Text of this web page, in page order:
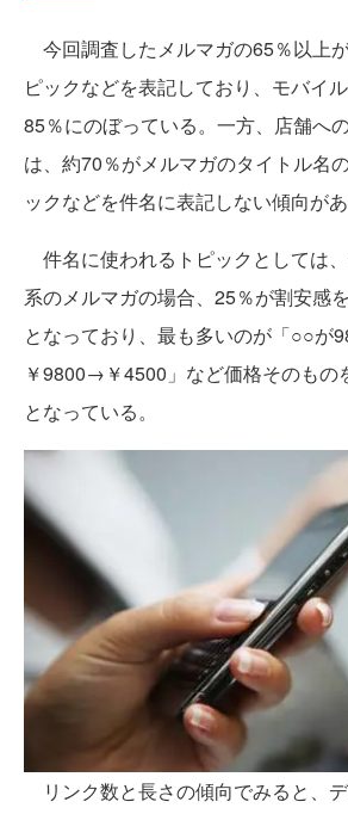
今回調査したメルマガの65％以上
ピックなどを表記しており、モバイ
85％にのぼっている。一方、店舗へ
は、約70％がメルマガのタイトル名
ックなどを件名に表記しない傾向があ
件名に使われるトピックとしては
系のメルマガの場合、25％が割安感
となっており、最も多いのが「○○が
￥9800→￥4500」など価格そのもの
となっている。
リンク数と長さの傾向でみると、